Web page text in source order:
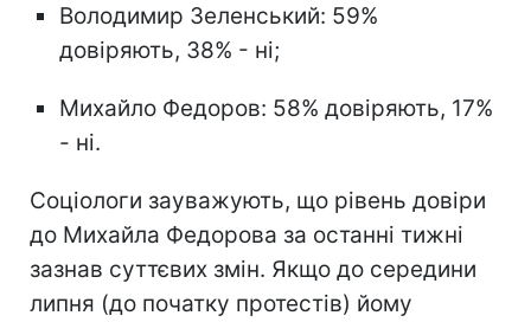
Володимир Зеленський: 59%
довіряють, 38% - ні;
Михайло Федоров: 58% довіряють, 17%
- ні.
Соціологи зауважують, що рівень довіри
до Михайла Федорова за останні тижні
зазнав суттєвих змін. Якщо до середини
липня (до початку протестів) йому